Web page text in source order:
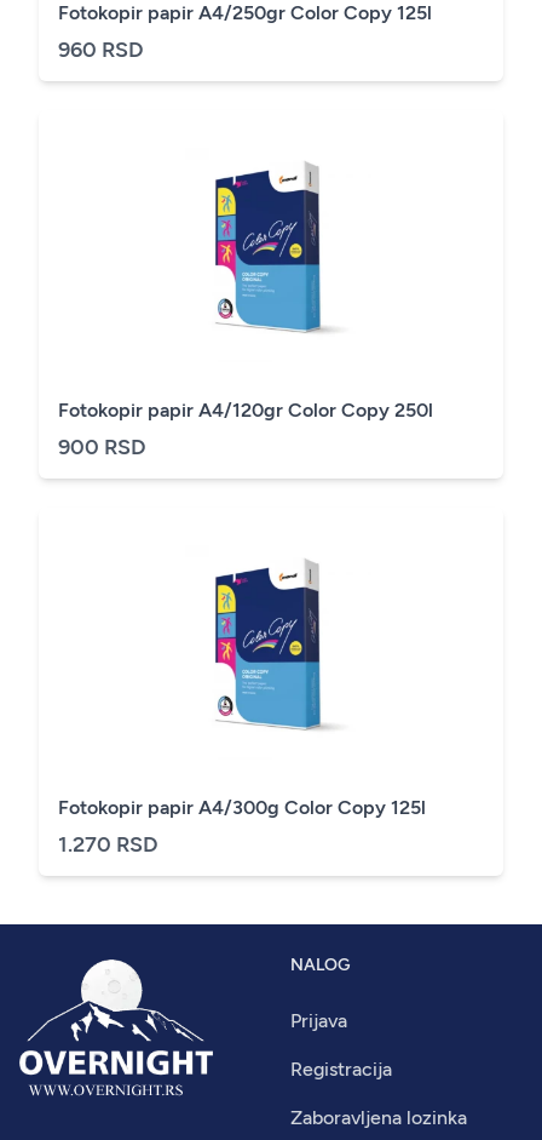
Fotokopir papir A4/250gr Color Copy 125l
960 RSD
Fotokopir papir A4/120gr Color Copy 250l
900 RSD
Fotokopir papir A4/300g Color Copy 125l
1.270 RSD
NALOG
Prijava
Registracija
Zaboravljena lozinka